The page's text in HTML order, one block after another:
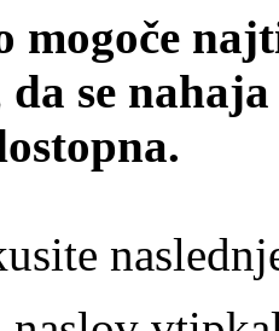
mogoče
se